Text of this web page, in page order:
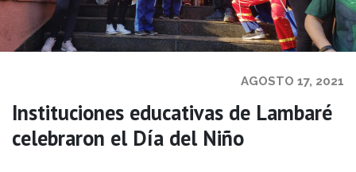
AGOSTO 17, 2021
Instituciones educativas de Lambaré
celebraron el Día del Niño